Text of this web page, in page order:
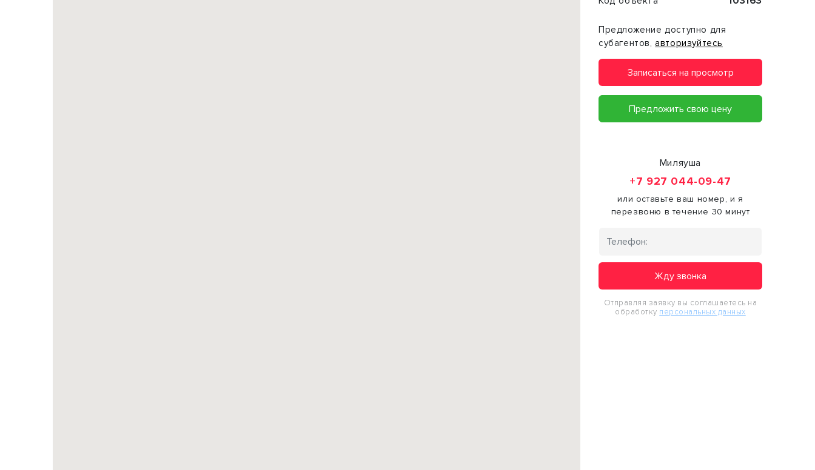
Предложение доступно для
субагентов,авторизуйтесь
Записаться на просмотр
Предложить свою цену
Миляуша
+7 927 044-09-47
или оставьте ваш номер, и я
перезвоню в течение 30 минут
Жду звонка
Отправляя заявку вы соглашаетесь на
обработку персональных данных